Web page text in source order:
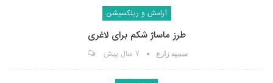
آرامش و ریلکسیشن
طرز ماساژ شکم برای لاغری
سمیه زارع 7 سال پیش